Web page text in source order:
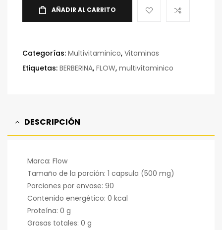
AÑADIR AL CARRITO
Categorías: Multivitaminico, Vitaminas
Etiquetas: BERBERINA, FLOW, multivitaminico
DESCRIPCIÓN
Marca: Flow
Tamaño de la porción: 1 capsula (500 mg)
Porciones por envase: 90
Contenido energético: 0 kcal
Proteína: 0 g
Grasas totales: 0 g